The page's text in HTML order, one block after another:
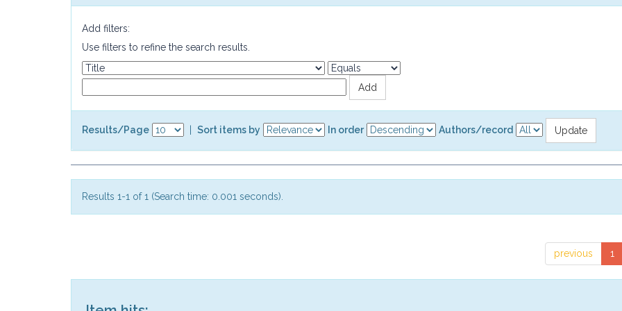
Add filters:
Use filters to refine the search results.
Results/Page Sort items by In order Authors/record
Results 1-1 of 1 (Search time: 0.001 seconds).
previous 1